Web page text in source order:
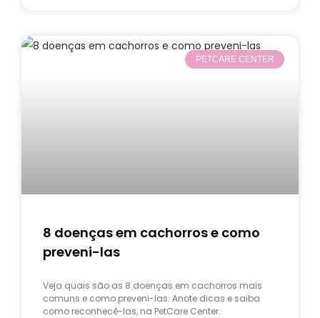
PETCARE CENTER
8 doenças em cachorros e como
preveni-las
Veja quais são as 8 doenças em cachorros mais
comuns e como preveni-las. Anote dicas e saiba
como reconhecê-las, na PetCare Center.